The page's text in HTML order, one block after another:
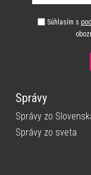
Súhlasím s
Správy
Správy zo
Správy zo sveta